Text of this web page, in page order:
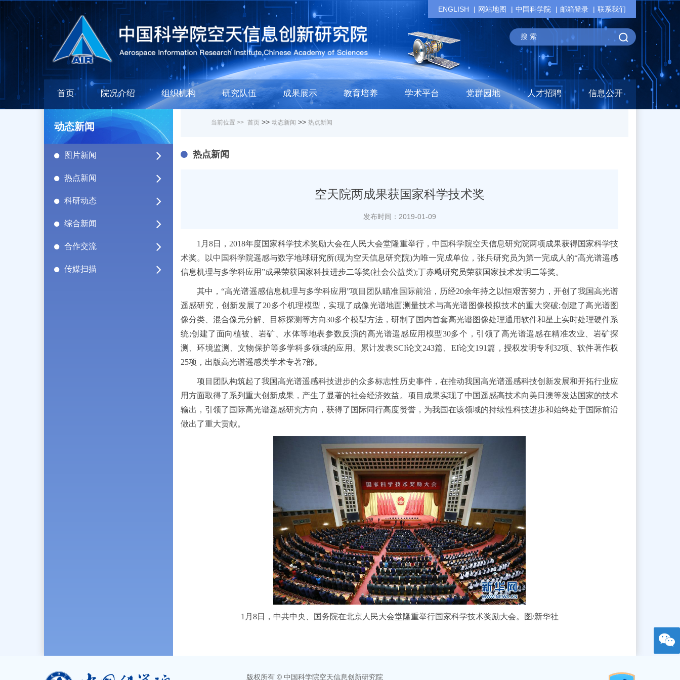
ENGLISH 网站地图 中国科学院 邮箱登录 联系我们
首页 院况介绍 组织机构 研究队伍 成果展示 教育培养 学术平台 党群园地 人才招聘 信息公开
动态新闻
图片新闻
热点新闻
科研动态
综合新闻
合作交流
传媒扫描
当前位置 >> 首页 >> 动态新闻 >> 热点新闻
热点新闻
空天院两成果获国家科学技术奖
发布时间：2019-01-09
1月8日，2018年度国家科学技术奖励大会在人民大会堂隆重举行，中国科学院空天信息研究院两项成果获得国家科学技
术奖。以中国科学院遥感与数字地球研究所(现为空天信息研究院)为唯一完成单位，张兵研究员为第一完成人的“高光谱遥感
信息机理与多学科应用”成果荣获国家科技进步二等奖(社会公益类);丁赤飚研究员荣获国家技术发明二等奖。
其中，“高光谱遥感信息机理与多学科应用”项目团队瞄准国际前沿，历经20余年持之以恒艰苦努力，开创了我国高光谱
遥感研究，创新发展了20多个机理模型，实现了成像光谱地面测量技术与高光谱图像模拟技术的重大突破;创建了高光谱图
像分类、混合像元分解、目标探测等方向30多个模型方法，研制了国内首套高光谱图像处理通用软件和星上实时处理硬件系
统;创建了面向植被、岩矿、水体等地表参数反演的高光谱遥感应用模型30多个，引领了高光谱遥感在精准农业、岩矿探
测、环境监测、文物保护等多学科多领域的应用。累计发表SCI论文243篇、EI论文191篇，授权发明专利32项、软件著作权
25项，出版高光谱遥感类学术专著7部。
项目团队构筑起了我国高光谱遥感科技进步的众多标志性历史事件，在推动我国高光谱遥感科技创新发展和开拓行业应
用方面取得了系列重大创新成果，产生了显著的社会经济效益。项目成果实现了中国遥感高技术向美日澳等发达国家的技术
输出，引领了国际高光谱遥感研究方向，获得了国际同行高度赞誉，为我国在该领域的持续性科技进步和始终处于国际前沿
做出了重大贡献。
1月8日，中共中央、国务院在北京人民大会堂隆重举行国家科学技术奖励大会。图/新华社
版权所有 © 中国科学院空天信息创新研究院